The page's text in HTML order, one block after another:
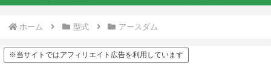
ホーム 型式 アースダム
※当サイトではアフィリエイト広告を利用しています